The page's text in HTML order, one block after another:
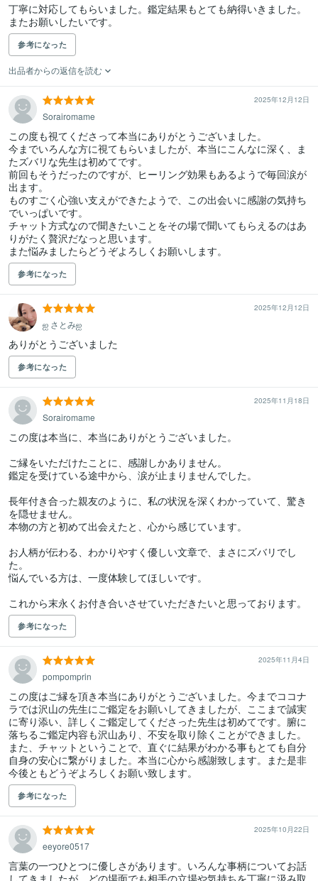
丁寧に対応してもらいました。鑑定結果もとても納得いきました。
またお願いしたいです。
参考になった
出品者からの返信を読む
2025年12月12日
Sorairomame
この度も視てくださって本当にありがとうございました。
今までいろんな方に視てもらいましたが、本当にこんなに深く、ま
たズバリな先生は初めてです。
前回もそうだったのですが、ヒーリング効果もあるようで毎回涙が
出ます。
ものすごく心強い支えができたようで、この出会いに感謝の気持ち
でいっぱいです。
チャット方式なので聞きたいことをその場で聞いてもらえるのはあ
りがたく贅沢だなっと思います。
参考になった
2025年12月12日
ஐ さとみஐ
ありがとうございました
参考になった
2025年11月18日
Sorairomame
この度は本当に、本当にありがとうございました。
ご縁をいただけたことに、感謝しかありません。
鑑定を受けている途中から、涙が止まりませんでした。
長年付き合った親友のように、私の状況を深くわかっていて、驚き
を隠せません。
本物の方と初めて出会えたと、心から感じています。
お人柄が伝わる、わかりやすく優しい文章で、まさにズバリでし
た。
悩んでいる方は、一度体験してほしいです。
これから末永くお付き合いさせていただきたいと思っております。
参考になった
2025年11月4日
pompomprin
この度はご縁を頂き本当にありがとうございました。今までココナ
ラでは沢山の先生にご鑑定をお願いしてきましたが、ここまで誠実
に寄り添い、詳しくご鑑定してくださった先生は初めてです。腑に
落ちるご鑑定内容も沢山あり、不安を取り除くことができました。
また、チャットということで、直ぐに結果がわかる事もとても自分
自身の安心に繋がりました。本当に心から感謝致します。また是非
今後ともどうぞよろしくお願い致します。
参考になった
2025年10月22日
eeyore0517
言葉の一つひとつに優しさがあります。いろんな事柄についてお話